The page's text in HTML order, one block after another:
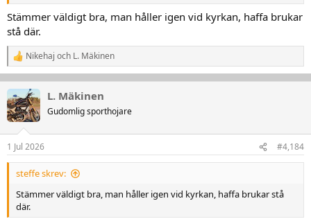
Stämmer väldigt bra, man håller igen vid kyrkan, haffa brukar
stå där.
R
e
a
k
t
i
n
e
r
Nikehaj och L. Mäkinen
L. Mäkinen
Gudomlig sporthojare
1 Jul 2026 #4,184
steffe skrev:
Stämmer väldigt bra, man håller igen vid kyrkan, haffa brukar stå
där.